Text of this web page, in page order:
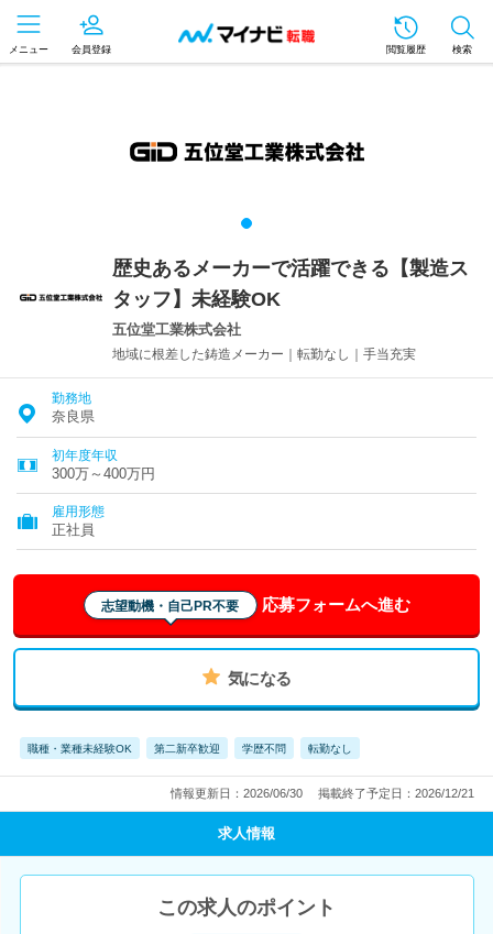
メニュー 会員登録 閲覧履歴 検索
歴史あるメーカーで活躍できる【製造ス
タッフ】未経験OK
五位堂工業株式会社
地域に根差した鋳造メーカー｜転勤なし｜手当充実
勤務地
奈良県
初年度年収
300万～400万円
雇用形態
正社員
志望動機・自己PR不要 応募フォームへ進む
気になる
職種・業種未経験OK 第二新卒歓迎 学歴不問 転勤なし
情報更新日：2026/06/30 掲載終了予定日：2026/12/21
求人情報
この求人のポイント